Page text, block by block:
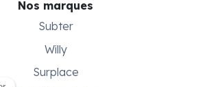
Nos marques
Subter
Willy
Surplace